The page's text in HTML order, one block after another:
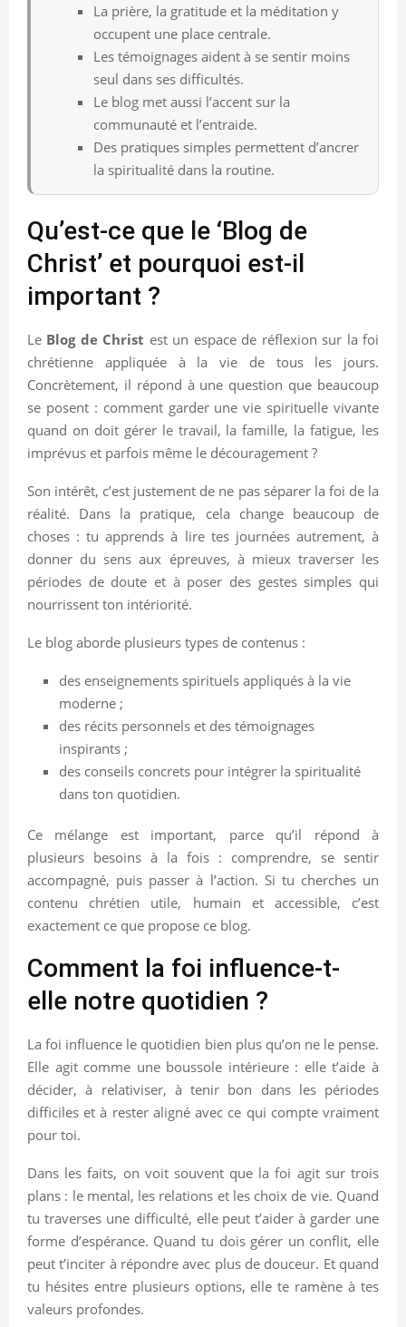
La prière, la gratitude et la méditation y
occupent une place centrale.
Les témoignages aident à se sentir moins
seul dans ses difficultés.
Le blog met aussi l’accent sur la
communauté et l’entraide.
Des pratiques simples permettent d’ancrer
la spiritualité dans la routine.
Qu’est-ce que le ‘Blog de
Christ’ et pourquoi est-il
important ?
Le Blog de Christ est un espace de réflexion sur la foi
chrétienne appliquée à la vie de tous les jours.
Concrètement, il répond à une question que beaucoup
se posent : comment garder une vie spirituelle vivante
quand on doit gérer le travail, la famille, la fatigue, les
imprévus et parfois même le découragement ?
Son intérêt, c’est justement de ne pas séparer la foi de la
réalité. Dans la pratique, cela change beaucoup de
choses : tu apprends à lire tes journées autrement, à
donner du sens aux épreuves, à mieux traverser les
périodes de doute et à poser des gestes simples qui
nourrissent ton intériorité.
Le blog aborde plusieurs types de contenus :
des enseignements spirituels appliqués à la vie
moderne ;
des récits personnels et des témoignages
inspirants ;
des conseils concrets pour intégrer la spiritualité
dans ton quotidien.
Ce mélange est important, parce qu’il répond à
plusieurs besoins à la fois : comprendre, se sentir
accompagné, puis passer à l’action. Si tu cherches un
contenu chrétien utile, humain et accessible, c’est
exactement ce que propose ce blog.
Comment la foi influence-t-
elle notre quotidien ?
La foi influence le quotidien bien plus qu’on ne le pense.
Elle agit comme une boussole intérieure : elle t’aide à
décider, à relativiser, à tenir bon dans les périodes
difficiles et à rester aligné avec ce qui compte vraiment
pour toi.
Dans les faits, on voit souvent que la foi agit sur trois
plans : le mental, les relations et les choix de vie. Quand
tu traverses une difficulté, elle peut t’aider à garder une
forme d’espérance. Quand tu dois gérer un conflit, elle
peut t’inciter à répondre avec plus de douceur. Et quand
tu hésites entre plusieurs options, elle te ramène à tes
valeurs profondes.